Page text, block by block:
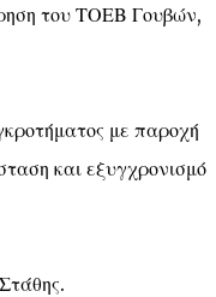
του ΤΟΕΒ Γουβών,
με παροχή
και εξυγχρονισμό